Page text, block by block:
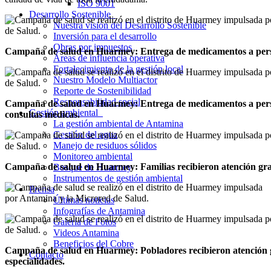
ISO 9001
Desarrollo Sostenible
Nuestra visión del Desarrollo Sostenible
Inversión para el desarrollo
Obras por impuestos
Áreas de influencia operativa
Fortalecimiento de la gestión local
Nuestro Modelo Multiactor
Reporte de Sostenibilidad
Responsabilidad social
Gestión ambiental
La gestión ambiental de Antamina
Gestión del agua
Manejo de residuos sólidos
Monitoreo ambiental
Bosque de Huarmey
Instrumentos de gestión ambiental
Prensa
Últimas noticias
Infografías de Antamina
Galería de Fotos
Videos Antamina
Beneficios del Cobre
Contacto
Campaña de salud en Huarmey: Entrega de medicamentos a
Campaña de salud en Huarmey: Entrega de medicamentos a
consultas médicas.
Campaña de salud en Huarmey: Familias recibieron atención
Campaña de salud en Huarmey: Pobladores recibieron atención
especialidades.